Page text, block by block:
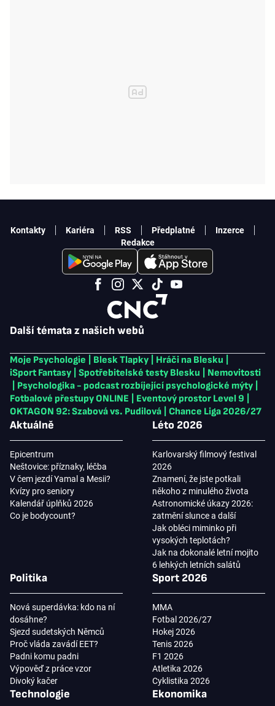
Další témata z našich webů
Moje Psychologie Blesk Tlapky Hráči na Blesku
iSport Fantasy
Spotřebitelské testy Blesku
Nemovitosti
Psychologika - podcast rozbíjející psychologické mýty
Fotbalové přestupy ONLINE
Eventový prostor Level 9
OKTAGON 92: Szabová vs. Pudilová
Chance Liga 2026/27
Aktuálně
Epicentrum
Neštovice: příznaky, léčba
V čem jezdí Yamal a Mesii?
Kvízy pro seniory
Kalendář úplňků 2026
Co je bodycount?
Léto 2026
Karlovarský filmový festival
2026
Znamení, že jste potkali
někoho z minulého života
Astronomické úkazy 2026:
zatmění slunce a další
Jak obléci miminko při
vysokých teplotách?
Jak na dokonalé letní mojito
6 lehkých letních salátů
Politika
Nová superdávka: kdo na ní
dosáhne?
Sjezd sudetských Němců
Proč vláda zavádí EET?
Padni komu padni
Výpověď z práce vzor
Divoký kačer
Sport 2026
MMA
Fotbal 2026/27
Hokej 2026
Tenis 2026
F1 2026
Atletika 2026
Cyklistika 2026
Technologie Ekonomika
Kontakty Kariéra RSS Předplatné
Inzerce
Redakce